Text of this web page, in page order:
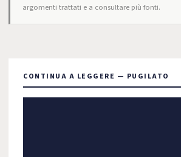
argomenti trattati e a consultare più fonti.
CONTINUA A LEGGERE — PUGILATO